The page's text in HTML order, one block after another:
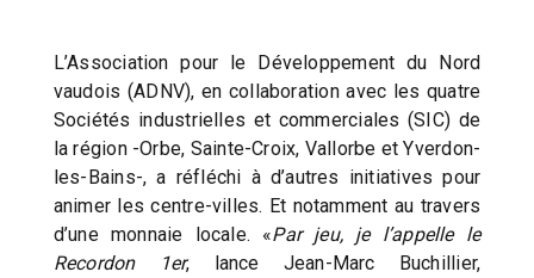
L’Association pour le Développement du Nord
vaudois (ADNV), en collaboration avec les quatre
Sociétés industrielles et commerciales (SIC) de
la région -Orbe, Sainte-Croix, Vallorbe et Yverdon-
les-Bains-, a réfléchi à d’autres initiatives pour
animer les centre-villes. Et notamment au travers
d’une monnaie locale. «Par jeu, je l’appelle le
Recordon 1er, lance Jean-Marc Buchillier,